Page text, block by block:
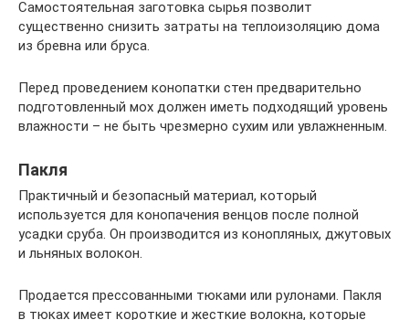
Самостоятельная заготовка сырья позволит
существенно снизить затраты на теплоизоляцию дома
из бревна или бруса.
Перед проведением конопатки стен предварительно
подготовленный мох должен иметь подходящий уровень
влажности – не быть чрезмерно сухим или увлажненным.
Пакля
Практичный и безопасный материал, который
используется для конопачения венцов после полной
усадки сруба. Он производится из конопляных, джутовых
и льняных волокон.
Продается прессованными тюками или рулонами. Пакля
в тюках имеет короткие и жесткие волокна, которые